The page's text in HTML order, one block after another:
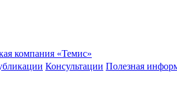
компания «Темис»
Консультации Полезная